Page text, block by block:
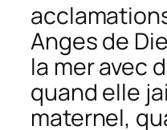
Anges de
la mer avec
quand elle
maternel,